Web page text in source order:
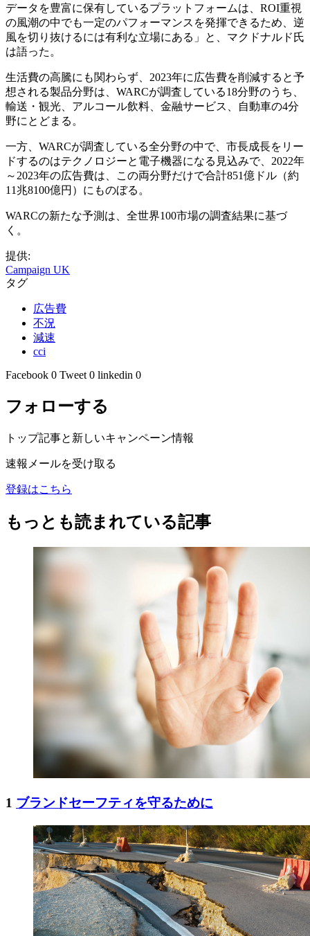
データを豊富に保有しているプラットフォームは、ROI重視
の風潮の中でも一定のパフォーマンスを発揮できるため、逆
風を切り抜けるには有利な立場にある」と、マクドナルド氏
は語った。
生活費の高騰にも関わらず、2023年に広告費を削減すると予
想される製品分野は、WARCが調査している18分野のうち、
輸送・観光、アルコール飲料、金融サービス、自動車の4分
野にとどまる。
一方、WARCが調査している全分野の中で、市長成長をリー
ドするのはテクノロジーと電子機器になる見込みで、2022年
～2023年の広告費は、この両分野だけで合計851億ドル（約
11兆8100億円）にものぼる。
WARCの新たな予測は、全世界100市場の調査結果に基づ
く。
提供:
Campaign UK
タグ
広告費
不況
減速
cci
Facebook 0 Tweet 0 linkedin 0
フォローする
トップ記事と新しいキャンペーン情報
速報メールを受け取る
登録はこちら
もっとも読まれている記事
1 ブランドセーフティを守るために